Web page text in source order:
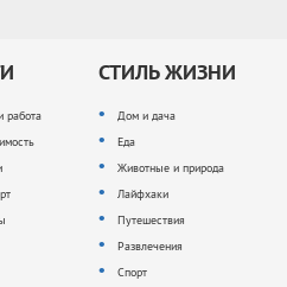
работа
СТИЛЬ ЖИЗНИ
Дом и дача
Еда
Животные и природа
Лайфхаки
Путешествия
Развлечения
Спорт